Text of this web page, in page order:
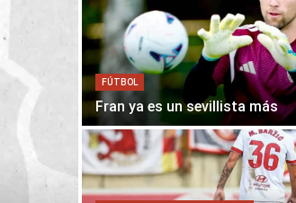
FÚTBOL
Fran ya es un sevillista más